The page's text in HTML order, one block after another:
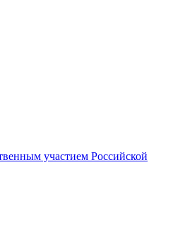
участием Российской